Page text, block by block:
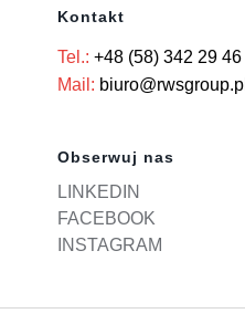
Kontakt
Tel.: +48 (58) 342 29 46
Mail: biuro@rwsgroup.pl
Obserwuj nas
LINKEDIN
FACEBOOK
INSTAGRAM